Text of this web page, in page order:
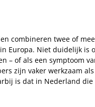
combineren twee of
Europa. Niet duidelijk is
– of als een symptoom
zijn vaker werkzaam
is dat in Nederland